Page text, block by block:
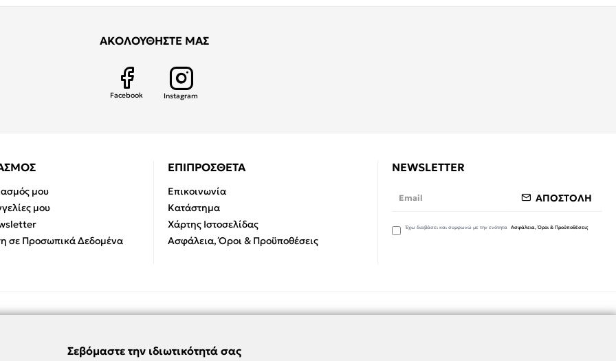
ΑΚΟΛΟΥΘΗΣΤΕ ΜΑΣ
Facebook Instagram
μου
μου
σε Προσωπικά Δεδομένα
ΕΠΙΠΡΟΣΘΕΤΑ
Επικοινωνία
Κατάστημα
Χάρτης Ιστοσελίδας
Ασφάλεια, Όροι & Προϋποθέσεις
NEWSLETTER
ΑΠΟΣΤΟΛΗ
Έχω διαβάσει και συμφωνώ με την ενότητα Ασφάλεια, Όροι & Προϋποθέσεις
Σεβόμαστε την ιδιωτικότητά σας